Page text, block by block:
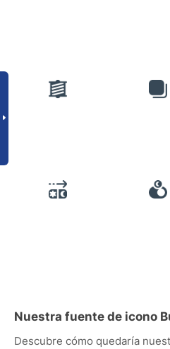
Nuestra fuente de icono
Descubre cómo quedaría